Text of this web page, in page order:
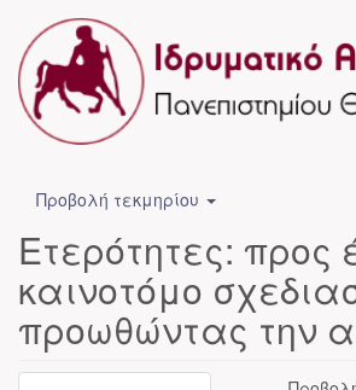
Προβολή τεκμηρίου
Ετερότητες: προς
καινοτόμο
προωθώντας την